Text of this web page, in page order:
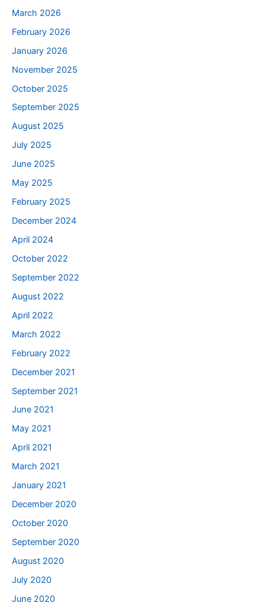
March 2026
February 2026
January 2026
November 2025
October 2025
September 2025
August 2025
July 2025
June 2025
May 2025
February 2025
December 2024
April 2024
October 2022
September 2022
August 2022
April 2022
March 2022
February 2022
December 2021
September 2021
June 2021
May 2021
April 2021
March 2021
January 2021
December 2020
October 2020
September 2020
August 2020
July 2020
June 2020